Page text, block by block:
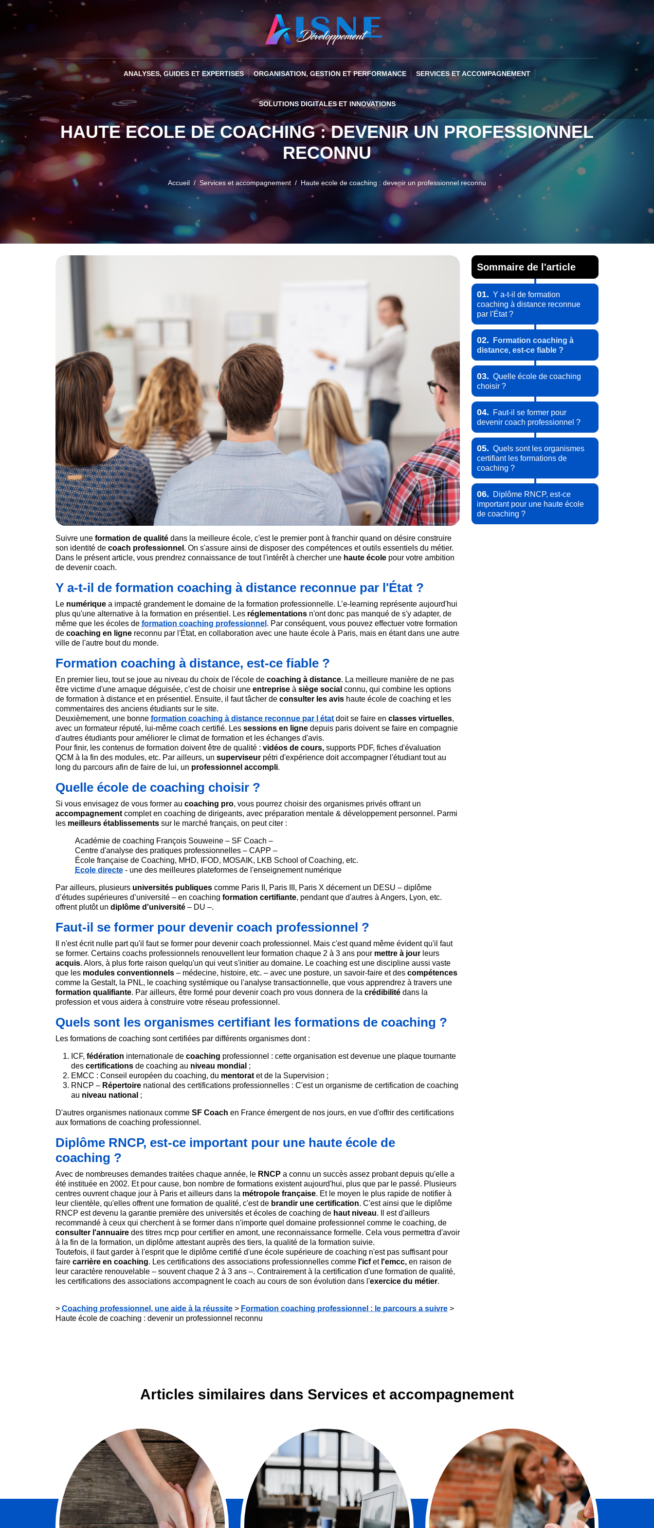
ANALYSES, GUIDES ET EXPERTISES ORGANISATION, GESTION ET PERFORMANCE SERVICES ET ACCOMPAGNEMENT
SOLUTIONS DIGITALES ET INNOVATIONS
HAUTE ECOLE DE COACHING : DEVENIR UN PROFESSIONNEL
RECONNU
Accueil Services et accompagnement Haute ecole de coaching : devenir un professionnel reconnu
Suivre une formation de qualité dans la meilleure école, c'est le premier pont à franchir quand on désire construire
son identité de coach professionnel . On s'assure ainsi de disposer des compétences et outils essentiels du métier.
Dans le présent article, vous prendrez connaissance de tout l'intérêt à chercher une haute école pour votre ambition
de devenir coach.
Y a-t-il de formation coaching à distance reconnue par l'État ?
Le numérique a impacté grandement le domaine de la formation professionnelle. L’e-learning représente aujourd'hui
plus qu'une alternative à la formation en présentiel. Les réglementations n'ont donc pas manqué de s'y adapter, de
même que les écoles de formation coaching professionnel . Par conséquent, vous pouvez effectuer votre formation
de coaching en ligne reconnu par l'État, en collaboration avec une haute école à Paris, mais en étant dans une autre
ville de l'autre bout du monde.
Formation coaching à distance, est-ce fiable ?
En premier lieu, tout se joue au niveau du choix de l'école de coaching à distance. La meilleure manière de ne pas
être victime d'une arnaque déguisée, c'est de choisir une entreprise à siège social connu, qui combine les options
de formation à distance et en présentiel. Ensuite, il faut tâcher de consulter les avis haute école de coaching et les
commentaires des anciens étudiants sur le site.
Deuxièmement, une bonne formation coaching à distance reconnue par l état doit se faire en classes virtuelles,
avec un formateur réputé, lui-même coach certifié. Les sessions en ligne depuis paris doivent se faire en compagnie
d'autres étudiants pour améliorer le climat de formation et les échanges d'avis.
Pour finir, les contenus de formation doivent être de qualité : vidéos de cours, supports PDF, fiches d'évaluation
QCM à la fin des modules, etc. Par ailleurs, un superviseur pétri d'expérience doit accompagner l'étudiant tout au
long du parcours afin de faire de lui, un professionnel accompli.
Quelle école de coaching choisir ?
Si vous envisagez de vous former au coaching pro, vous pourrez choisir des organismes privés offrant un
accompagnement complet en coaching de dirigeants, avec préparation mentale & développement personnel. Parmi
les meilleurs établissements sur le marché français, on peut citer :
Académie de coaching François Souweine – SF Coach –
Centre d'analyse des pratiques professionnelles – CAPP –
École française de Coaching, MHD, IFOD, MOSAIK, LKB School of Coaching, etc.
Ecole directe - une des meilleures plateformes de l'enseignement numérique
Par ailleurs, plusieurs universités publiques comme Paris II, Paris III, Paris X décernent un DESU – diplôme
d’études supérieures d’université – en coaching formation certifiante, pendant que d'autres à Angers, Lyon, etc.
offrent plutôt un diplôme d'université – DU –.
Faut-il se former pour devenir coach professionnel ?
Il n'est écrit nulle part qu'il faut se former pour devenir coach professionnel. Mais c'est quand même évident qu'il faut
se former. Certains coachs professionnels renouvellent leur formation chaque 2 à 3 ans pour mettre à jour leurs
acquis. Alors, à plus forte raison quelqu'un qui veut s'initier au domaine. Le coaching est une discipline aussi vaste
que les modules conventionnels – médecine, histoire, etc. – avec une posture, un savoir-faire et des compétences
comme la Gestalt, la PNL, le coaching systémique ou l'analyse transactionnelle, que vous apprendrez à travers une
formation qualifiante. Par ailleurs, être formé pour devenir coach pro vous donnera de la crédibilité dans la
profession et vous aidera à construire votre réseau professionnel.
Quels sont les organismes certifiant les formations de coaching ?
Les formations de coaching sont certifiées par différents organismes dont :
ICF, fédération internationale de coaching professionnel : cette organisation est devenue une plaque tournante
des certifications de coaching au niveau mondial ;
EMCC : Conseil européen du coaching, du mentorat et de la Supervision ;
RNCP – Répertoire national des certifications professionnelles : C'est un organisme de certification de coaching
au niveau national ;
D'autres organismes nationaux comme SF Coach en France émergent de nos jours, en vue d'offrir des certifications
aux formations de coaching professionnel.
Diplôme RNCP, est-ce important pour une haute école de
coaching ?
Avec de nombreuses demandes traitées chaque année, le RNCP a connu un succès assez probant depuis qu'elle a
été instituée en 2002. Et pour cause, bon nombre de formations existent aujourd'hui, plus que par le passé. Plusieurs
centres ouvrent chaque jour à Paris et ailleurs dans la métropole française. Et le moyen le plus rapide de notifier à
leur clientèle, qu'elles offrent une formation de qualité, c'est de brandir une certification. C'est ainsi que le diplôme
RNCP est devenu la garantie première des universités et écoles de coaching de haut niveau. Il est d'ailleurs
recommandé à ceux qui cherchent à se former dans n'importe quel domaine professionnel comme le coaching, de
consulter l'annuaire des titres rncp pour certifier en amont, une reconnaissance formelle. Cela vous permettra d'avoir
à la fin de la formation, un diplôme attestant auprès des tiers, la qualité de la formation suivie.
Toutefois, il faut garder à l'esprit que le diplôme certifié d'une école supérieure de coaching n'est pas suffisant pour
faire carrière en coaching. Les certifications des associations professionnelles comme l'icfetl'emcc, en raison de
leur caractère renouvelable – souvent chaque 2 à 3 ans –. Contrairement à la certification d'une formation de qualité,
les certifications des associations accompagnent le coach au cours de son évolution dans l'exercice du métier.
> Coaching professionnel, une aide à la réussite > Formation coaching professionnel : le parcours a suivre >
Haute école de coaching : devenir un professionnel reconnu
Sommaire de l'article
01. Y a-t-il de formation
coaching à distance reconnue
par l'État ?
02.
Formation coaching à
distance, est-ce fiable ?
03. Quelle école de coaching
choisir ?
04.
Faut-il se former pour
devenir coach professionnel ?
05. Quels sont les organismes
certifiant les formations de
coaching ?
06.
Diplôme RNCP, est-ce
important pour une haute école
de coaching ?
Articles similaires dans Services et accompagnement